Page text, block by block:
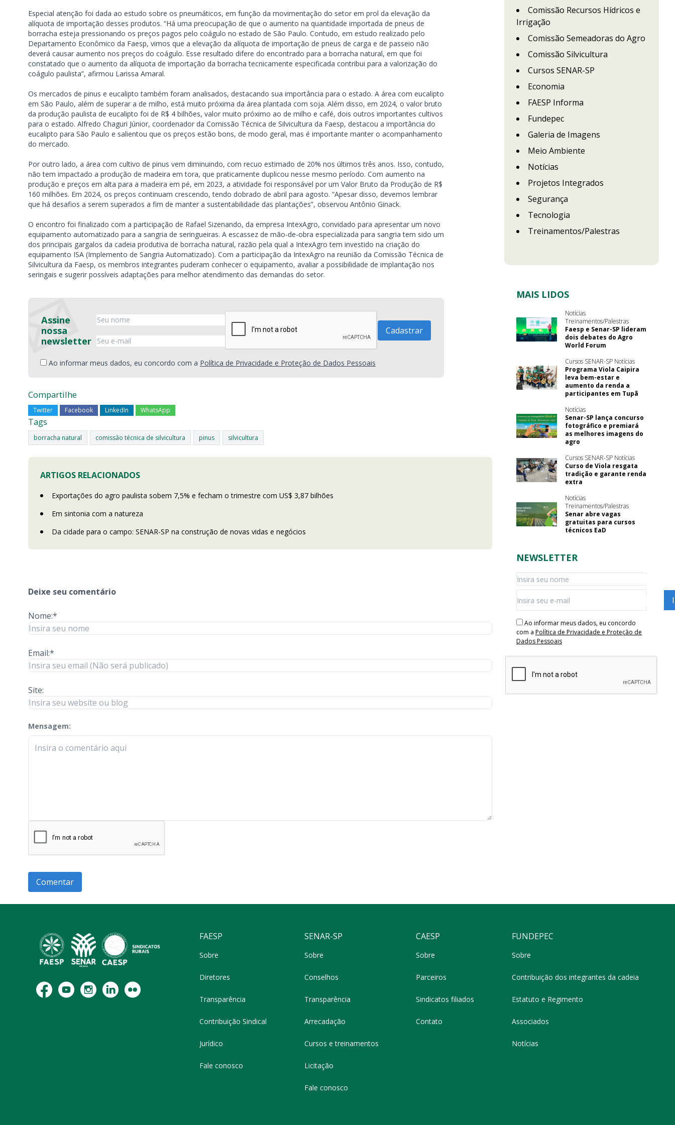
Especial atenção foi dada ao estudo sobre os pneumáticos, em função da movimentação do setor em prol da elevação da
alíquota de importação desses produtos. “Há uma preocupação de que o aumento na quantidade importada de pneus de
borracha esteja pressionando os preços pagos pelo coágulo no estado de São Paulo. Contudo, em estudo realizado pelo
Departamento Econômico da Faesp, vimos que a elevação da alíquota de importação de pneus de carga e de passeio não
deverá causar aumento nos preços do coágulo. Esse resultado difere do encontrado para a borracha natural, em que foi
constatado que o aumento da alíquota de importação da borracha tecnicamente especificada contribui para a valorização do
coágulo paulista”, afirmou Larissa Amaral.
Os mercados de pinus e eucalipto também foram analisados, destacando sua importância para o estado. A área com eucalipto
em São Paulo, além de superar a de milho, está muito próxima da área plantada com soja. Além disso, em 2024, o valor bruto
da produção paulista de eucalipto foi de R$ 4 bilhões, valor muito próximo ao de milho e café, dois outros importantes cultivos
para o estado. Alfredo Chaguri Júnior, coordenador da Comissão Técnica de Silvicultura da Faesp, destacou a importância do
eucalipto para São Paulo e salientou que os preços estão bons, de modo geral, mas é importante manter o acompanhamento
do mercado.
Por outro lado, a área com cultivo de pinus vem diminuindo, com recuo estimado de 20% nos últimos três anos. Isso, contudo,
não tem impactado a produção de madeira em tora, que praticamente duplicou nesse mesmo período. Com aumento na
produção e preços em alta para a madeira em pé, em 2023, a atividade foi responsável por um Valor Bruto da Produção de R$
160 milhões. Em 2024, os preços continuam crescendo, tendo dobrado de abril para agosto. “Apesar disso, devemos lembrar
que há desafios a serem superados a fim de manter a sustentabilidade das plantações”, observou Antônio Ginack.
O encontro foi finalizado com a participação de Rafael Sizenando, da empresa IntexAgro, convidado para apresentar um novo
equipamento automatizado para a sangria de seringueiras. A escassez de mão-de-obra especializada para sangria tem sido um
dos principais gargalos da cadeia produtiva de borracha natural, razão pela qual a IntexAgro tem investido na criação do
equipamento ISA (Implemento de Sangria Automatizado). Com a participação da IntexAgro na reunião da Comissão Técnica de
Silvicultura da Faesp, os membros integrantes puderam conhecer o equipamento, avaliar a possibilidade de implantação nos
seringais e sugerir possíveis adaptações para melhor atendimento das demandas do setor.
Assine
nossa
newsletter
Ao informar meus dados, eu concordo com a Política de Privacidade e Proteção de Dados Pessoais
Compartilhe
Twitter Facebook LinkedIn WhatsApp
Tags
borracha natural comissão técnica de silvicultura pinus silvicultura
ARTIGOS RELACIONADOS
Exportações do agro paulista sobem 7,5% e fecham o trimestre com US$ 3,87 bilhões
Em sintonia com a natureza
Da cidade para o campo: SENAR-SP na construção de novas vidas e negócios
Deixe seu comentário
Nome:*
Email:*
Site:
Mensagem:
check-terms
Comissão Recursos Hídricos e
Irrigação
Comissão Semeadoras do Agro
Comissão Silvicultura
Cursos SENAR-SP
Economia
FAESP Informa
Fundepec
Galeria de Imagens
Meio Ambiente
Notícias
Projetos Integrados
Segurança
Tecnologia
Treinamentos/Palestras
MAIS LIDOS
Notícias
Treinamentos/Palestras
Faesp e Senar-SP lideram
dois debates do Agro
World Forum
Cursos SENAR-SP Notícias
Programa Viola Caipira
leva bem-estar e
aumento da renda a
participantes em Tupã
Notícias
Senar-SP lança concurso
fotográfico e premiará
as melhores imagens do
agro
Cursos SENAR-SP Notícias
Curso de Viola resgata
tradição e garante renda
extra
Notícias
Treinamentos/Palestras
Senar abre vagas
gratuitas para cursos
técnicos EaD
NEWSLETTER
Ao informar meus dados, eu concordo
com a Política de Privacidade e Proteção de
Dados Pessoais
FAESP
Sobre
Diretores
Transparência
Contribuição Sindical
Jurídico
Fale conosco
SENAR-SP
Sobre
Conselhos
Transparência
Arrecadação
Cursos e treinamentos
Licitação
Fale conosco
CAESP
Sobre
Parceiros
Sindicatos filiados
Contato
FUNDEPEC
Sobre
Contribuição dos integrantes da cadeia
Estatuto e Regimento
Associados
Notícias